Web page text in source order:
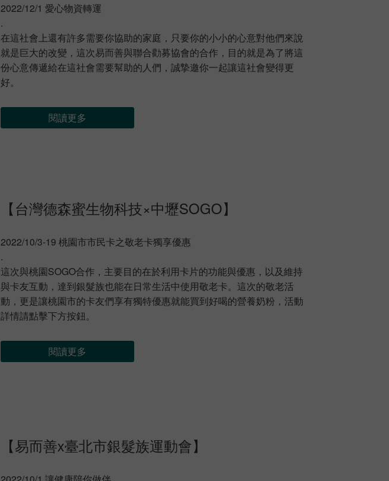
2022/12/1 愛心物資轉運
.
在這社會上還有許多需要你協助的家庭，只要你的小小的心意對他們來說
就是巨大的改變，這次易而善與聯合勸募協會的合作，目的就是為了將這
份心意傳遞給在這社會需要幫助的人們，誠摯邀你一起讓這社會變得更
好。
閱讀更多
【台灣德森蜜生物科技×中壢SOGO】
2022/10/3-19 桃園市市民卡之敬老卡獨享優惠
.
這次與桃園SOGO合作，主要目的在於利用卡片的功能與優惠，以及維持
與卡友互動，達到銀髮族也能在日常生活中使用敬老卡。這次的敬老活
動，更是讓桃園市的卡友們享有獨特優惠就能買到好喝的營養奶粉，活動
詳情請點擊下方按鈕。
閱讀更多
【易而善x臺北市銀髮族運動會】